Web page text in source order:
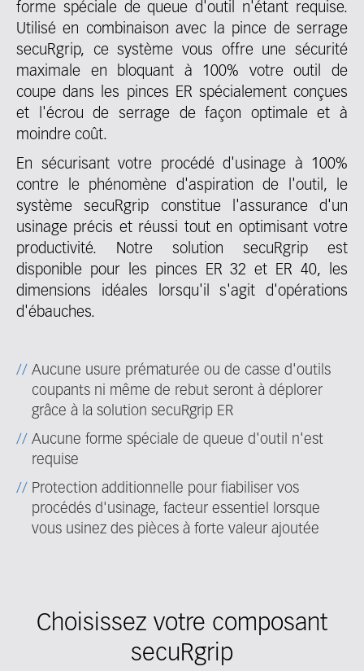
forme spéciale de queue d'outil n'étant requise.
Utilisé en combinaison avec la pince de serrage
secuRgrip, ce système vous offre une sécurité
maximale en bloquant à 100% votre outil de
coupe dans les pinces ER spécialement conçues
et l'écrou de serrage de façon optimale et à
moindre coût.
En sécurisant votre procédé d'usinage à 100%
contre le phénomène d'aspiration de l'outil, le
système secuRgrip constitue l'assurance d'un
usinage précis et réussi tout en optimisant votre
productivité. Notre solution secuRgrip est
disponible pour les pinces ER 32 et ER 40, les
dimensions idéales lorsqu'il s'agit d'opérations
d'ébauches.
Aucune usure prématurée ou de casse d'outils
coupants ni même de rebut seront à déplorer
grâce à la solution secuRgrip ER
Aucune forme spéciale de queue d'outil n'est
requise
Protection additionnelle pour fiabiliser vos
procédés d'usinage, facteur essentiel lorsque
vous usinez des pièces à forte valeur ajoutée
Choisissez votre composant
secuRgrip